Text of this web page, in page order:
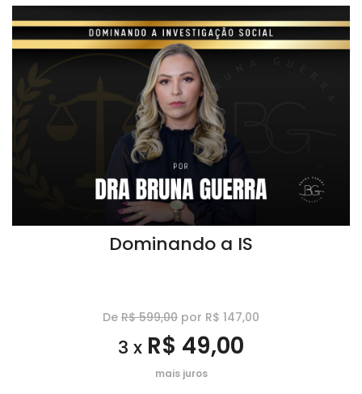
Dominando a IS
De R$ 599,00 por R$ 147,00
3 x R$ 49,00
mais juros